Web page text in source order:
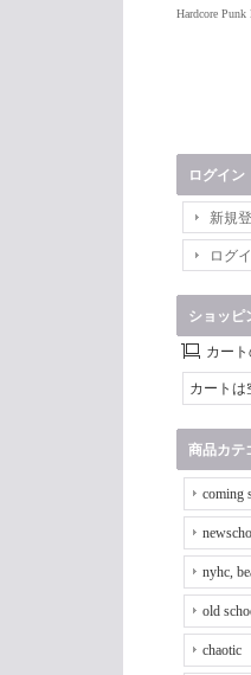
Hardcore Punk
ログイン
新規
ログ
ショッピ
カー
カートは
商品カテ
coming
nyhc,
old
chaotic